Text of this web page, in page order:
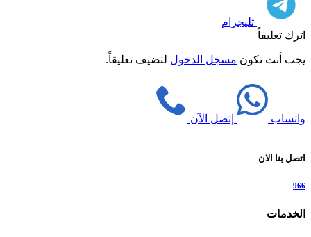
تليجرام
اترك تعليقاً
يجب أنت تكون مسجل الدخول لتضيف تعليقاً.
واتساب إتصل الآن
اتصل بنا الان
966
الخدمات